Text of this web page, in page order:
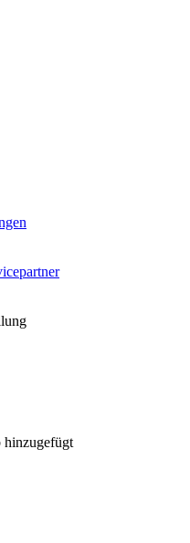
hinzugefügt